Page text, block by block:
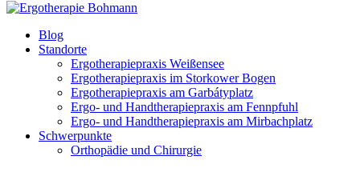
Blog
Standorte
Ergotherapiepraxis Weißensee
Ergotherapiepraxis im Storkower Bogen
Ergotherapiepraxis am Garbátyplatz
Ergo- und Handtherapiepraxis am Fennpfuhl
Ergo- und Handtherapiepraxis am Mirbachplatz
Schwerpunkte
Orthopädie und Chirurgie